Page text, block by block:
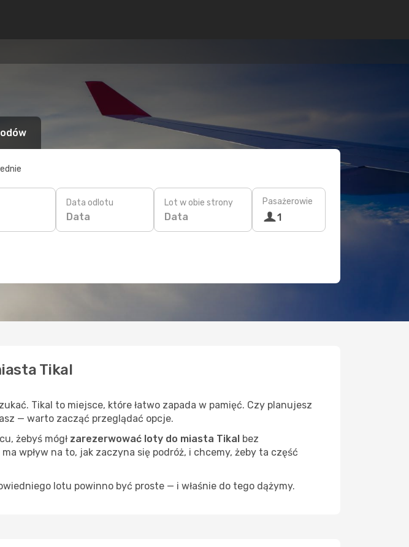
Data odlotu
Data
Lot w obie strony
Data
Pasażerowie
1
Tikal
Tikal to miejsce, które łatwo zapada w pamięć. Czy planujesz
— warto zacząć przeglądać opcje.
żebyś mógł zarezerwować loty do miasta Tikal bez
wpływ na to, jak zaczyna się podróż, i chcemy, żeby ta część
lotu powinno być proste — i właśnie do tego dążymy.